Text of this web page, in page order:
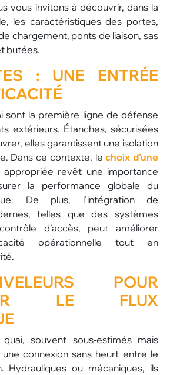
vous invitons à découvrir, dans la
les caractéristiques des portes,
chargement, ponts de liaison, sas
butées.
: UNE ENTRÉE
sont la première ligne de défense
extérieurs. Étanches, sécurisées
elles garantissent une isolation
Dans ce contexte, lechoix d’une
appropriée revêt une importance
la performance globale du
De plus, l’intégration de
telles que des systèmes
d’accès, peut améliorer
opérationnelle tout en
POUR
LE FLUX
souvent sous-estimés mais
connexion sans heurt entre le
Hydrauliques ou mécaniques, ils